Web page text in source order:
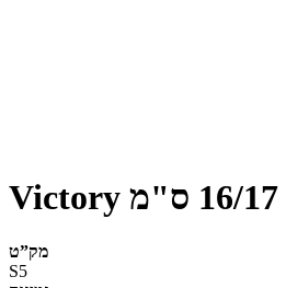
מק”ט
S5